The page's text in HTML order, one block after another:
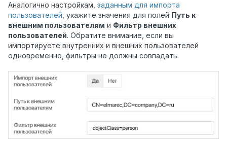
Аналогично настройкам, заданным для импорта
пользователей , укажите значения для полей Путь к
внешним пользователям и Фильтр внешних
пользователей. Обратите внимание, если вы
импортируете внутренних и внешних пользователей
одновременно, фильтры не должны совпадать.